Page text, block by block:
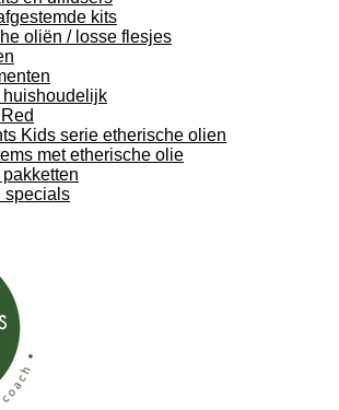
kits
oliën / losse flesjes
Kids serie etherische olien
met etherische olie
specials